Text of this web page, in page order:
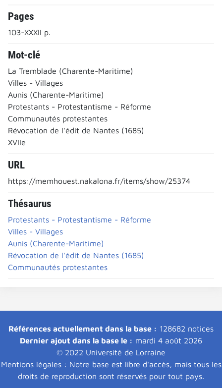
Pages
103-XXXII p.
Mot-clé
La Tremblade (Charente-Maritime)
Villes - Villages
Aunis (Charente-Maritime)
Protestants - Protestantisme - Réforme
Communautés protestantes
Révocation de l'édit de Nantes (1685)
XVIIe
URL
https://memhouest.nakalona.fr/items/show/25374
Thésaurus
Protestants - Protestantisme - Réforme
Villes - Villages
Aunis (Charente-Maritime)
Révocation de l'édit de Nantes (1685)
Communautés protestantes
Références actuellement dans la base : 128682 notices
Dernier ajout dans la base le : mardi 4 août 2026
© 2022 Université de Lorraine
Mentions légales : Notre base est libre d'accès, mais tous les
droits de reproduction sont réservés pour tout pays.